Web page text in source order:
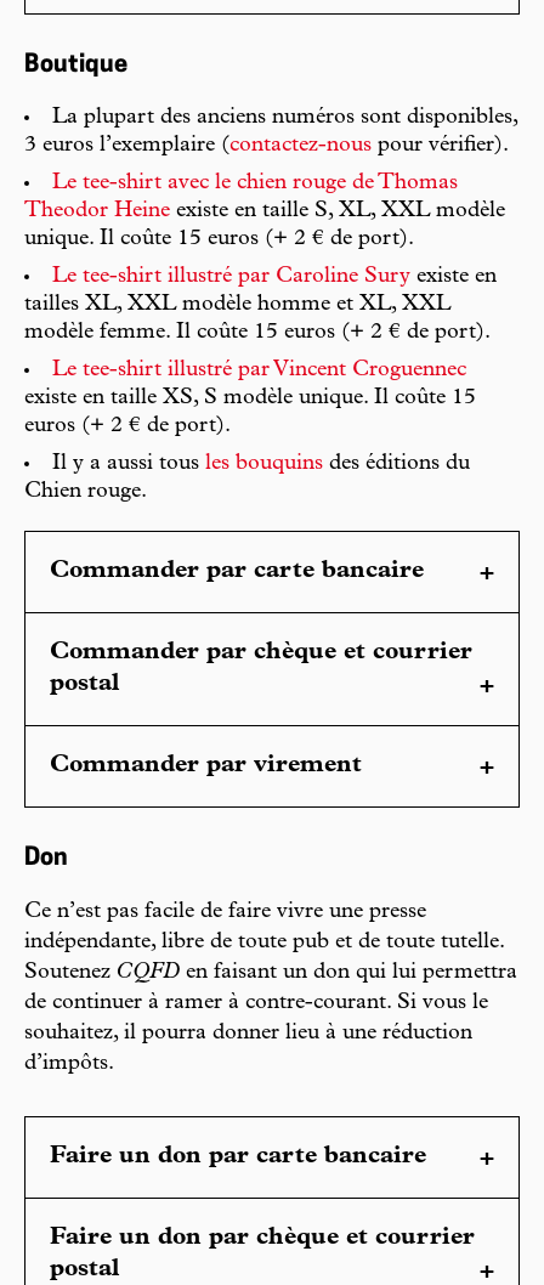
Boutique
La plupart des anciens numéros sont disponibles,
3 euros l’exemplaire (contactez-nous pour vérifier).
Le tee-shirt avec le chien rouge de Thomas
Theodor Heine existe en taille S, XL, XXL modèle
unique. Il coûte 15 euros (+ 2 € de port).
Le tee-shirt illustré par Caroline Sury existe en
tailles XL, XXL modèle homme et XL, XXL
modèle femme. Il coûte 15 euros (+ 2 € de port).
Le tee-shirt illustré par Vincent Croguennec
existe en taille XS, S modèle unique. Il coûte 15
euros (+ 2 € de port).
Il y a aussi tous les bouquins des éditions du
Chien rouge.
Commander par carte bancaire
Commander par chèque et courrier
postal
Commander par virement
Don
Ce n’est pas facile de faire vivre une presse
indépendante, libre de toute pub et de toute tutelle.
Soutenez CQFD en faisant un don qui lui permettra
de continuer à ramer à contre-courant. Si vous le
souhaitez, il pourra donner lieu à une réduction
d’impôts.
Faire un don par carte bancaire
Faire un don par chèque et courrier
postal